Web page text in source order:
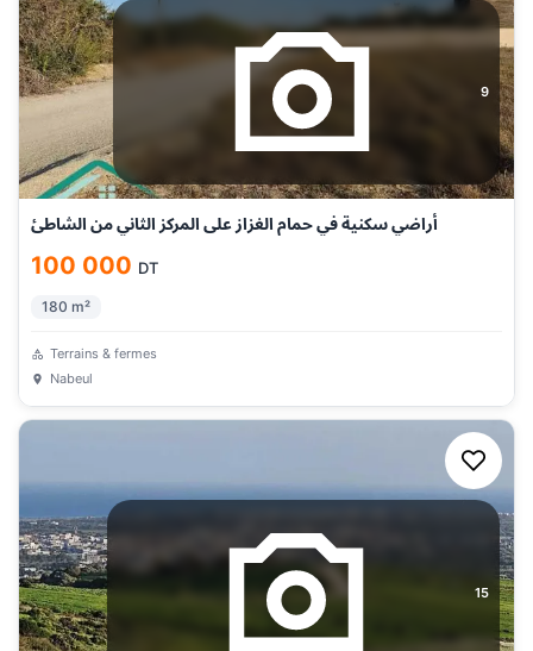
9
أراضي سكنية في حمام الغزاز على المركز الثاني من الشاطئ
100 000 DT
180 m²
Terrains & fermes
Nabeul
15